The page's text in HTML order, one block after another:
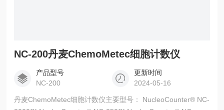
NC-200丹麦ChemoMetec细胞计数仪
产品型号
NC-200
更新时间
2024-05-16
丹麦ChemoMetec细胞计数仪主要型号： NucleoCounter® NC-